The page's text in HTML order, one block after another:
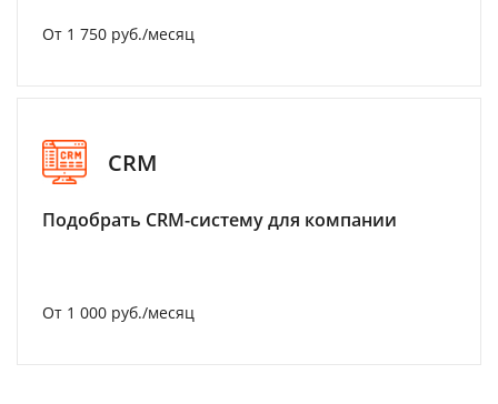
От 1 750 руб./месяц
CRM
Подобрать CRM-систему для компании
От 1 000 руб./месяц